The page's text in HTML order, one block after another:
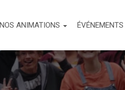
NOS ANIMATIONS ÉVÉNEMENTS